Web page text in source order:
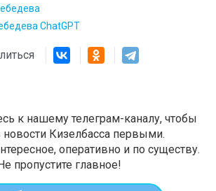
ChatGPT
к нашему телеграм-каналу, чтобы
новости Кизелбасса первыми.
оперативно и по существу.
пропустите главное!